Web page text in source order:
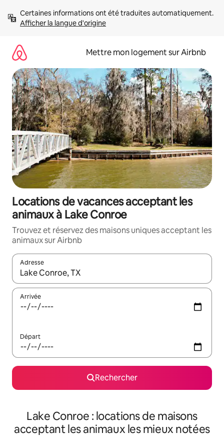
directement
Afficher la langue d'origine
Mettre mon logement sur Airbnb
Locations de vacances acceptant les
animaux à Lake Conroe
Trouvez et réservez des maisons uniques acceptant les
animaux sur Airbnb
Adresse
Lorsque les résultats s'affichent, utilisez les flèches vers le
Arrivée
Départ
Rechercher
Lake Conroe : locations de maisons
acceptant les animaux les mieux notées